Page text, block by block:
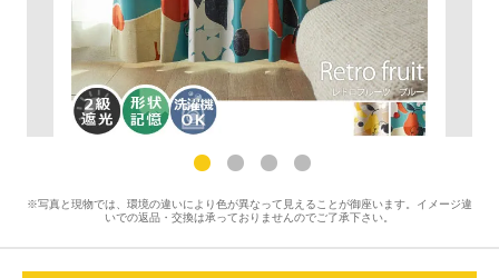
※写真と現物では、環境の違いにより色が異なって見えることが御座います。イメージ違
いでの返品・交換は承っておりませんのでご了承下さい。